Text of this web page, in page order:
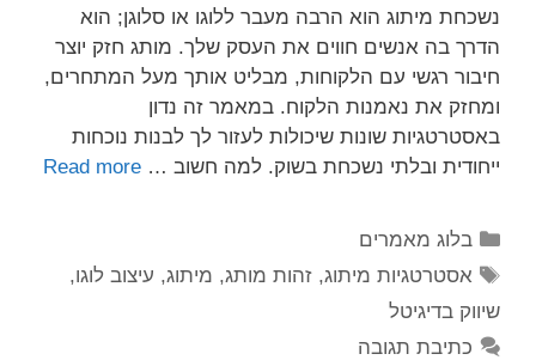
נשכחת מיתוג הוא הרבה מעבר ללוגו או סלוגן; הוא
הדרך בה אנשים חווים את העסק שלך. מותג חזק יוצר
חיבור רגשי עם הלקוחות, מבליט אותך מעל המתחרים,
ומחזק את נאמנות הלקוח. במאמר זה נדון
באסטרטגיות שונות שיכולות לעזור לך לבנות נוכחות
ייחודית ובלתי נשכחת בשוק. למה חשוב … Read more
בלוג מאמרים
אסטרטגיות מיתוג,זהות מותג, מיתוג, עיצוב לוגו,
שיווק בדיגיטל
כתיבת תגובה